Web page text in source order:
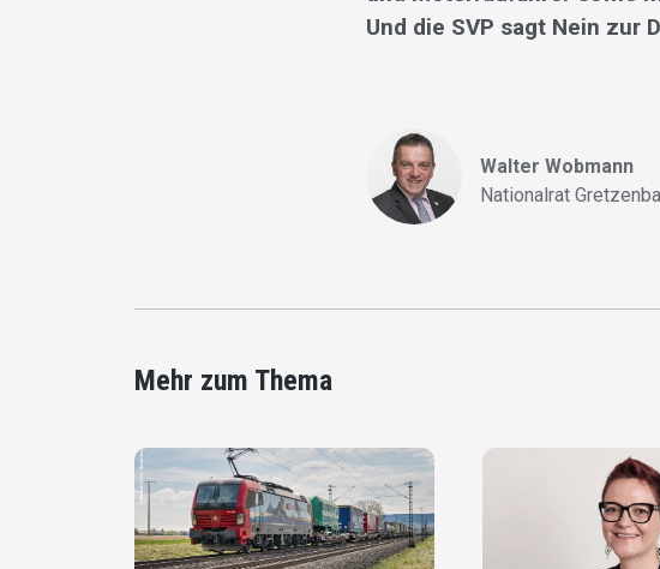
Und die SVP sagt Nein zur
Walter Wobmann
Nationalrat
Mehr zum Thema